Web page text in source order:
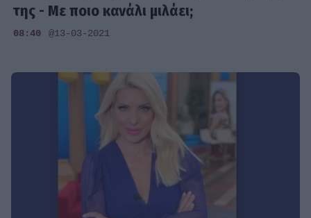
της - Με ποιο κανάλι μιλάει;
08:40 @13-03-2021